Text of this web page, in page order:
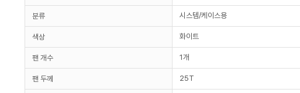
분류 시스템/케이스용
색상 화이트
팬 개수 1개
팬 두께 25T